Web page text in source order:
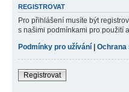
REGISTROVAT
Pro přihlášení musíte být
s našimi podmínkami pro použití
Podmínky pro užívání
Ochrana
Registrovat